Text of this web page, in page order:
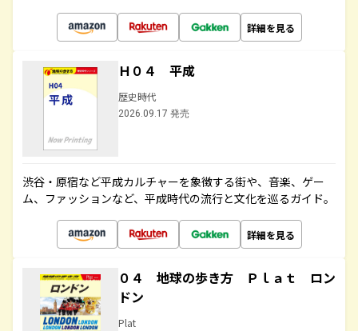
詳細を見る
Ｈ０４ 平成
歴史時代
2026.09.17 発売
渋谷・原宿など平成カルチャーを象徴する街や、音楽、ゲー
ム、ファッションなど、平成時代の流行と文化を巡るガイド。
詳細を見る
０４ 地球の歩き方 Ｐｌａｔ ロン
ドン
Plat